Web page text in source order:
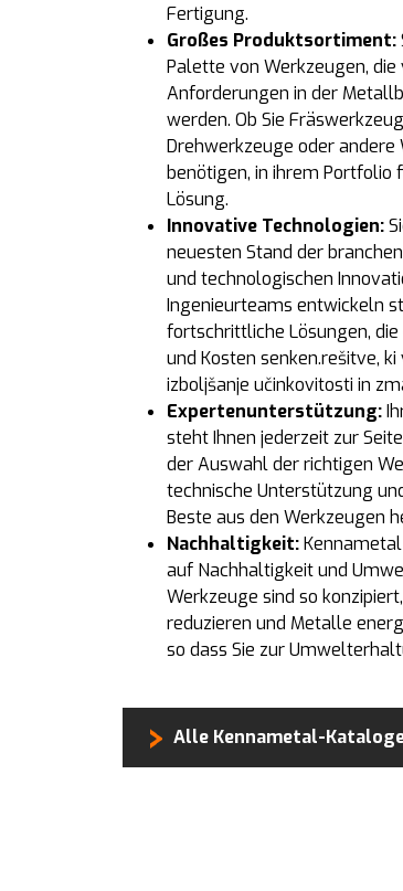
Fertigung.
Großes Produktsortiment:
Palette von Werkzeugen, die
Anforderungen in der
werden. Ob Sie
Drehwerkzeuge oder andere
benötigen, in ihrem Portfolio
Lösung.
Innovative Technologien:
neuesten Stand der
und technologischen
Ingenieurteams entwickeln
fortschrittliche Lösungen,
und Kosten senken.rešitve,
izboljšanje učinkovitosti in
Expertenunterstützung:
steht Ihnen jederzeit zur
der Auswahl der richtigen
technische Unterstützung
Beste aus den Werkzeugen
Nachhaltigkeit:
auf Nachhaltigkeit und
Werkzeuge sind so
reduzieren und Metalle
so dass Sie zur
Alle Kennametal-